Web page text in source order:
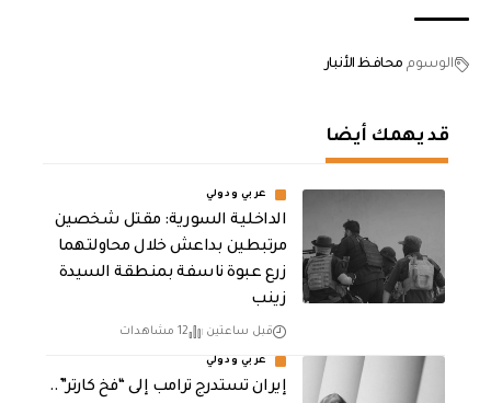
الوسوم محافظ الأنبار
قد يهمك أيضا
عربي ودولي
الداخلية السورية: مقتل شخصين
مرتبطين بداعش خلال محاولتهما
زرع عبوة ناسفة بمنطقة السيدة
زينب
قبل ساعتين 12 مشاهدات
عربي ودولي
إيران تستدرج ترامب إلى “فخ كارتر”..